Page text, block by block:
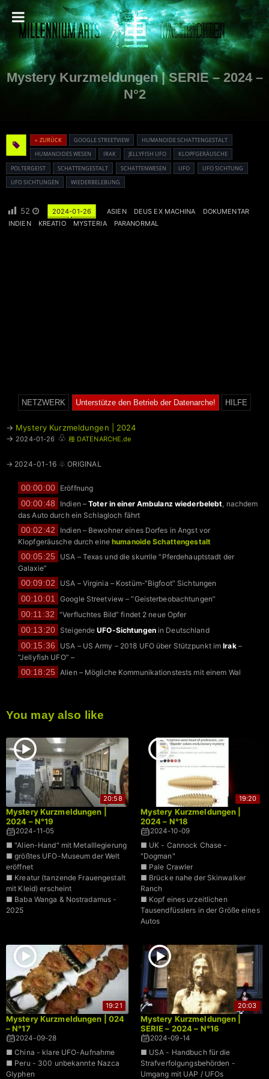
Mystery Kurzmeldungen | SERIE – 2024 –
N°2
« ZURÜCK GOOGLE STREETVIEW
HUMANOIDE SCHATTENGESTALT
HUMANOIDES WESEN
IRAK JELLYFISH UFO
KLOPFGERÄUSCHE
POLTERGEIST
SCHATTENGESTALT SCHATTENWESEN UFO
UFO SICHTUNG
UFO SICHTUNGEN
WIEDERBELEBUNG
52 2024-01-26 ASIEN DEUS EX MACHINA
DOKUMENTAR
INDIEN
KREATIO MYSTERIA PARANORMAL
NETZWERK Unterstütze den Betrieb der Datenarche! HILFE
→ Mystery Kurzmeldungen | 2024
→ 2024-01-26 ♧ 種 DATENARCHE.de
→ 2024-01-16 ♧ ORIGINAL
00:00:00 Eröffnung
00:00:48 Indien –Toter in einer Ambulanz wiederbelebt, nachdem
das Auto durch ein Schlagloch fährt
00:02:42
Indien – Bewohner eines Dorfes in Angst vor
Klopfgeräusche durch einehumanoide Schattengestalt
00:05:25
USA – Texas und die skurrile “Pferdehauptstadt der
Galaxie”
00:09:02 USA – Virginia – Kostüm-“Bigfoot” Sichtungen
00:10:01 Google Streetview – “Geisterbeobachtungen”
00:11:32 “Verfluchtes Bild” findet 2 neue Opfer
00:13:20 SteigendeUFO-Sichtungenin Deutschland
00:15:36 USA – US Army – 2018 UFO über Stützpunkt imIrak–
“Jellyfish UFO” –
00:18:25 Alien – Mögliche Kommunikationstests mit einem Wal
You may also like
20:58
Mystery Kurzmeldungen |
2024 – N°19
2024-11-05
■ "Alien-Hand" mit Metalllegierung
■ größtes UFO-Museum der Welt
eröffnet
■ Kreatur (tanzende Frauengestalt
mit Kleid) erscheint
■ Baba Wanga & Nostradamus -
2025
19:20
Mystery Kurzmeldungen |
2024 – N°18
2024-10-09
■ UK - Cannock Chase -
"Dogman"
■ Pale Crawler
■ Brücke nahe der Skinwalker
Ranch
■ Kopf eines urzeitlichen
Tausendfüsslers in der Größe eines
Autos
19:21
Mystery Kurzmeldungen | 024
– N°17
2024-09-28
■ China - klare UFO-Aufnahme
■ Peru - 300 unbekannte Nazca
Glyphen
20:03
Mystery Kurzmeldungen |
SERIE – 2024 – N°16
2024-09-14
■ USA - Handbuch für die
Strafverfolgungsbehörden -
Umgang mit UAP / UFOs